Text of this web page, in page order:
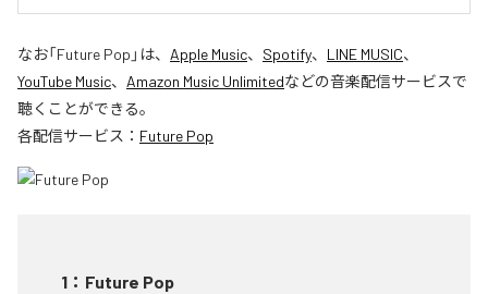
なお「Future Pop 」は、 Apple Music、 Spotify、 LINE MUSIC、
YouTube Music、 Amazon Music Unlimitedなどの音楽配信サービスで
聴くことができる。
各配信サービス： Future Pop
1 ： Future Pop